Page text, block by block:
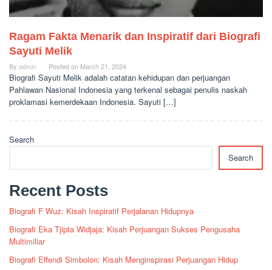
Ragam Fakta Menarik dan Inspiratif dari Biografi
Sayuti Melik
By admin Posted on March 21, 2024
Biografi Sayuti Melik adalah catatan kehidupan dan perjuangan
Pahlawan Nasional Indonesia yang terkenal sebagai penulis naskah
proklamasi kemerdekaan Indonesia. Sayuti […]
Search
Search
Recent Posts
Biografi F Wuz: Kisah Inspiratif Perjalanan Hidupnya
Biografi Eka Tjipta Widjaja: Kisah Perjuangan Sukses Pengusaha
Multimiliar
Biografi Effendi Simbolon: Kisah Menginspirasi Perjuangan Hidup